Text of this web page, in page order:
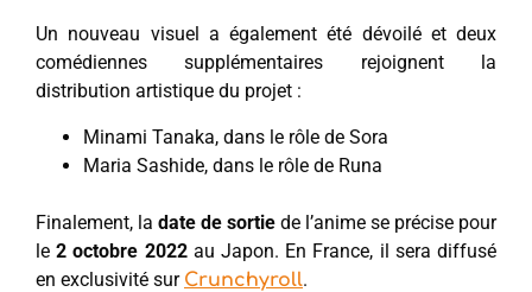
Un nouveau visuel a également été dévoilé et deux
comédiennes supplémentaires rejoignent la
distribution artistique du projet :
Minami Tanaka, dans le rôle de Sora
Maria Sashide, dans le rôle de Runa
Finalement, la date de sortie de l’anime se précise pour
le 2 octobre 2022au Japon. En France, il sera diffusé
en exclusivité sur Crunchyroll.